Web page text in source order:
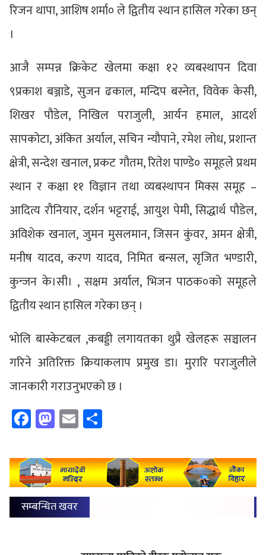
रिजन थापा, आशिष शर्मा० ले द्वितीय स्थान हासिल गरेका छन्
।
आजै सम्पन्न क्रिकेट खेलमा कक्षा १२ व्यबस्थापन दिवा
९प्रकाश बञ्जाडे, सुजन ढकाल, मन्दिप बस्नेत, विवेक केसी,
शिखर पौडेल, निखिल पराजुली, आर्यन हमाल, आदर्श
सापकोटा, अंकित अर्याल, सचिन न्यौपाने, रमेश लोध, प्रशान्त
क्षेत्री, सन्देश खनाल, प्रकट गौतम, रितेश पाण्डे० समूहले प्रथम
स्थान र कक्षा ११ विज्ञान तथा व्यबस्थापन मिक्स समूह –
आदित्य रौनियार, दर्शन भट्टराई, आयुश पेमी, सिद्धार्थ पौडेल,
अविशेक खनाल, जुमन मुसलमान, जिसन कुंवर, अमन क्षेत्री,
मनीष यादव, करण यादव, निमित बन्सल, सृजित भण्डारी,
कुन्जन के।सी। , सक्षम अर्याल, भिजन पाठक०को समूहले
द्वितीय स्थान हासिल गरेका छन् ।
भोलि बास्केटबल ,कबड्डी लगायतका थुप्रै खेलहरू सञ्चालन
गरिने अतिरिक्त क्रियाकलाप प्रमुख डा। मुरारि पराजुलीले
जानकारी गराउनुभएको छ ।
Facebook
Mastodon
Email
सम्बन्धित खवर